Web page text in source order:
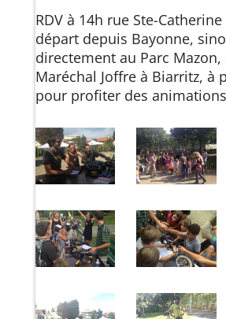
RDV à 14h rue Ste-
départ depuis Bayonne,
directement au Parc Mazon,
Maréchal Joffre à Biarritz, à
pour profiter des